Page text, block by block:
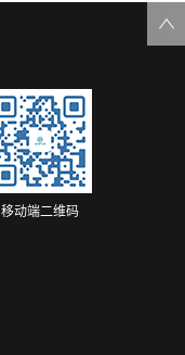
移动端二维码